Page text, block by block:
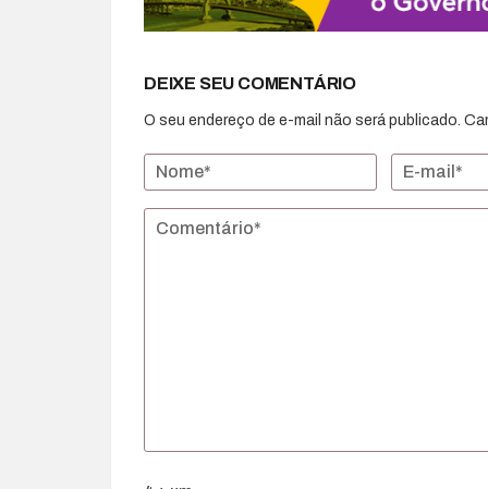
DEIXE SEU COMENTÁRIO
O seu endereço de e-mail não será publicado.